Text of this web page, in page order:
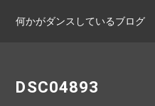
何かがダンスしているブログ
DSC04893